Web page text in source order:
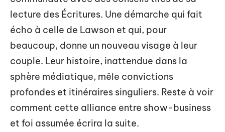
lecture des Écritures. Une démarche qui fait
écho à celle de Lawson et qui, pour
beaucoup, donne un nouveau visage à leur
couple. Leur histoire, inattendue dans la
sphère médiatique, mêle convictions
profondes et itinéraires singuliers. Reste à voir
comment cette alliance entre show-business
et foi assumée écrira la suite.